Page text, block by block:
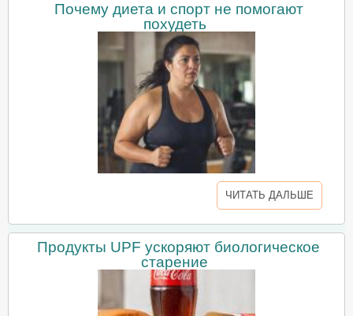
Почему диета и спорт не помогают
похудеть
ЧИТАТЬ ДАЛЬШЕ
Продукты UPF ускоряют биологическое
старение